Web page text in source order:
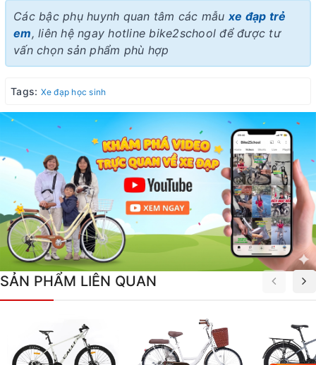
Các bậc phụ huynh quan tâm các mẫu xe đạp trẻ
em, liên hệ ngay hotline bike2school để được tư
vấn chọn sản phẩm phù hợp
Tags: Xe đạp học sinh
SẢN PHẨM LIÊN QUAN